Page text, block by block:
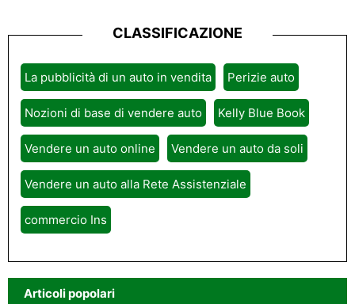
CLASSIFICAZIONE
La pubblicità di un auto in vendita Perizie auto
Nozioni di base di vendere auto Kelly Blue Book
Vendere un auto online Vendere un auto da soli
Vendere un auto alla Rete Assistenziale
commercio Ins
Articoli popolari